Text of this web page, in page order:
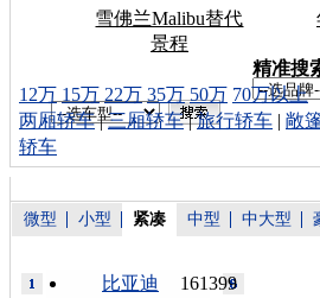
雪佛兰Malibu替代
景程
车型搜索
精准搜
12万 15万 22万 35万 50万 70万以上
两厢轿车|三厢轿车|旅行轿车 | 敞
轿车
微型 小型 紧凑 中型 中大型
161399
比亚迪